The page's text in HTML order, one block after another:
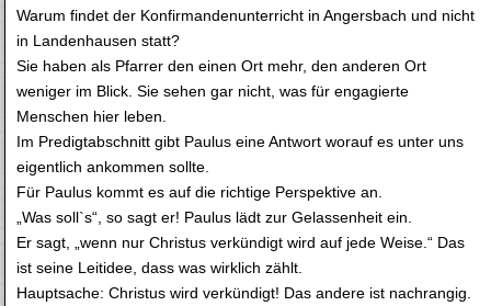
Warum findet der Konfirmandenunterricht in Angersbach und nicht
in Landenhausen statt?
Sie haben als Pfarrer den einen Ort mehr, den anderen Ort
weniger im Blick. Sie sehen gar nicht, was für engagierte
Menschen hier leben.
Im Predigtabschnitt gibt Paulus eine Antwort worauf es unter uns
eigentlich ankommen sollte.
Für Paulus kommt es auf die richtige Perspektive an.
„Was soll`s“, so sagt er! Paulus lädt zur Gelassenheit ein.
Er sagt, „wenn nur Christus verkündigt wird auf jede Weise.“ Das
ist seine Leitidee, dass was wirklich zählt.
Hauptsache: Christus wird verkündigt! Das andere ist nachrangig.